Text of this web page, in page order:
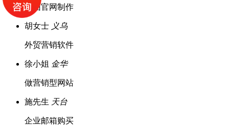
集团官网制作
胡女士 义乌
外贸营销软件
徐小姐 金华
做营销型网站
施先生 天台
企业邮箱购买